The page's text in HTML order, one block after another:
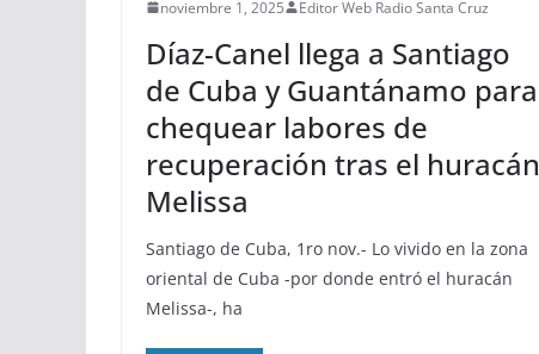
noviembre 1, 2025 Editor Web Radio Santa Cruz
Díaz-Canel llega a Santiago
de Cuba y Guantánamo para
chequear labores de
recuperación tras el huracán
Melissa
Santiago de Cuba, 1ro nov.- Lo vivido en la zona
oriental de Cuba -por donde entró el huracán
Melissa-, ha